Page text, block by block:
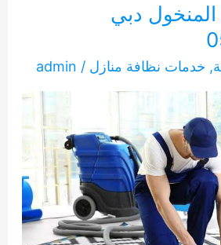
دبي
, خدمات نظافة منازل /
admin